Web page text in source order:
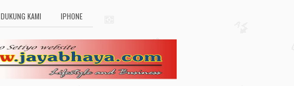
DUKUNG KAMI IPHONE